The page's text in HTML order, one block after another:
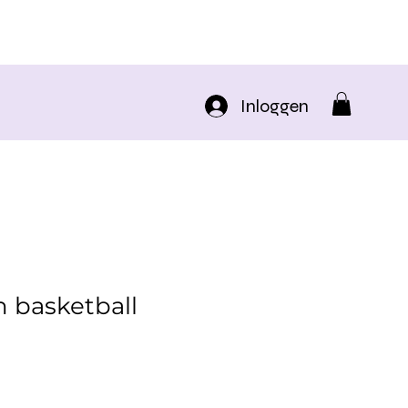
Inloggen
basketball